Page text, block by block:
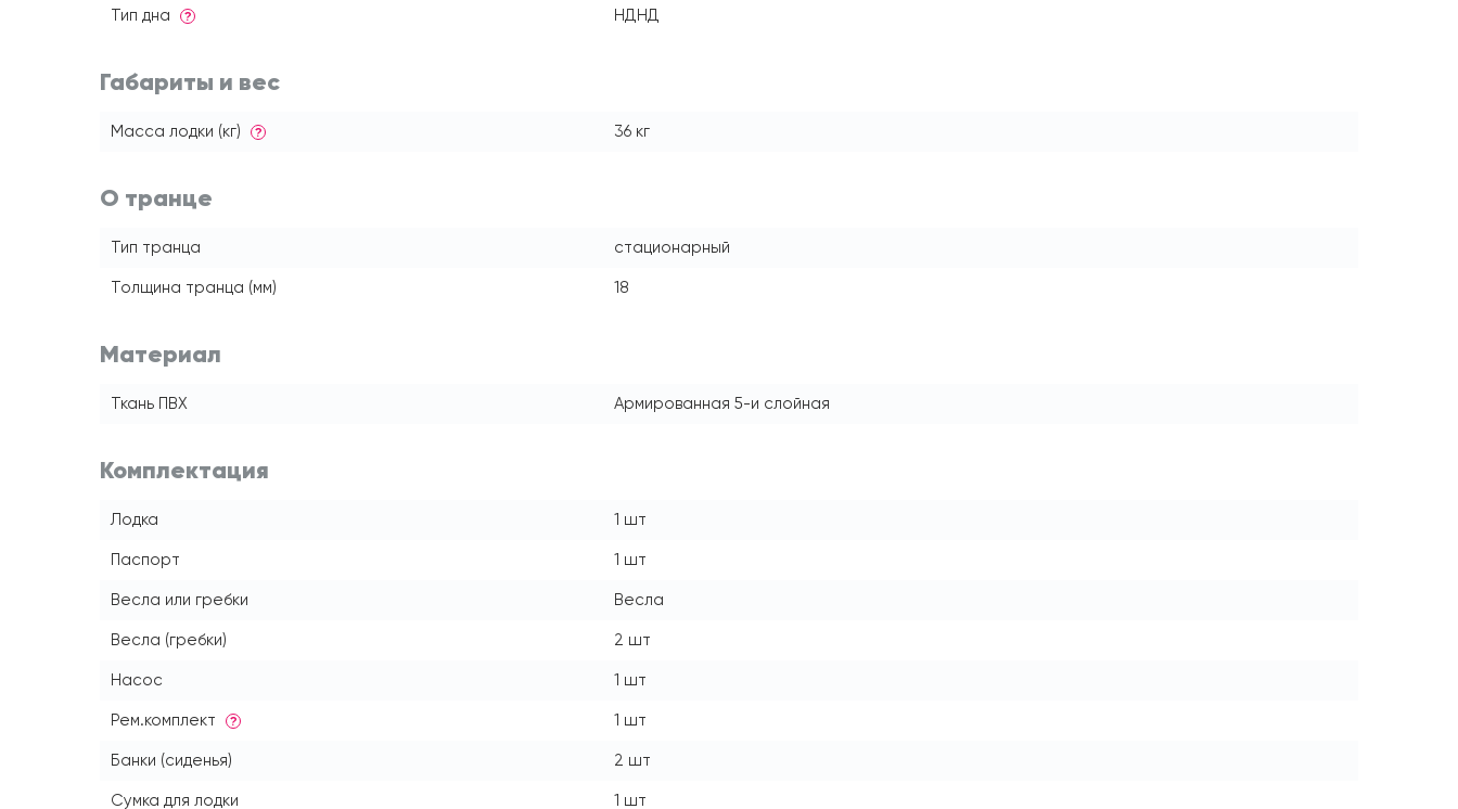
Тип дна ? НДНД
Габариты и вес
Масса лодки (кг) ? 36 кг
О транце
Тип транца стационарный
Толщина транца (мм) 18
Материал
Ткань ПВХ Армированная 5-и слойная
Комплектация
Лодка 1 шт
Паспорт 1 шт
Весла или гребки Весла
Весла (гребки) 2 шт
Насос 1 шт
Рем.комплект ? 1 шт
Банки (сиденья) 2 шт
Сумка для лодки 1 шт